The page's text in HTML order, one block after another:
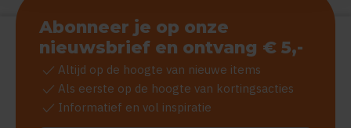
Abonneer je op onze
nieuwsbrief en ontvang € 5,-
check Altijd op de hoogte van nieuwe items
check Als eerste op de hoogte van kortingsacties
check Informatief en vol inspiratie